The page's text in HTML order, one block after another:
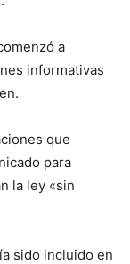
a
informativas
que
para
la ley «sin
sido incluido en